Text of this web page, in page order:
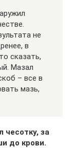
не
в
сказать,
Мазал
– все в
мазь,
чесотку, за
до крови.